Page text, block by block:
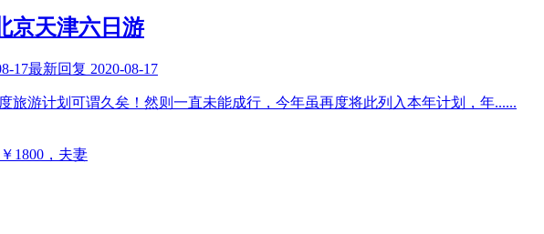
京天津六日游
17最新回复 2020-08-17
旅游计划可谓久矣！然则一直未能成行，今年虽再度将此列入本年计划，年......
￥1800 ，夫妻